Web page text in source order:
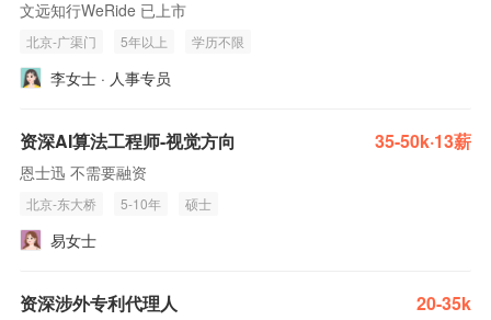
文远知行WeRide 已上市
北京-广渠门 5年以上 学历不限
李女士 · 人事专员
资深AI算法工程师-视觉方向 35-50k·13薪
恩士迅 不需要融资
北京-东大桥 5-10年 硕士
易女士
资深涉外专利代理人 20-35k